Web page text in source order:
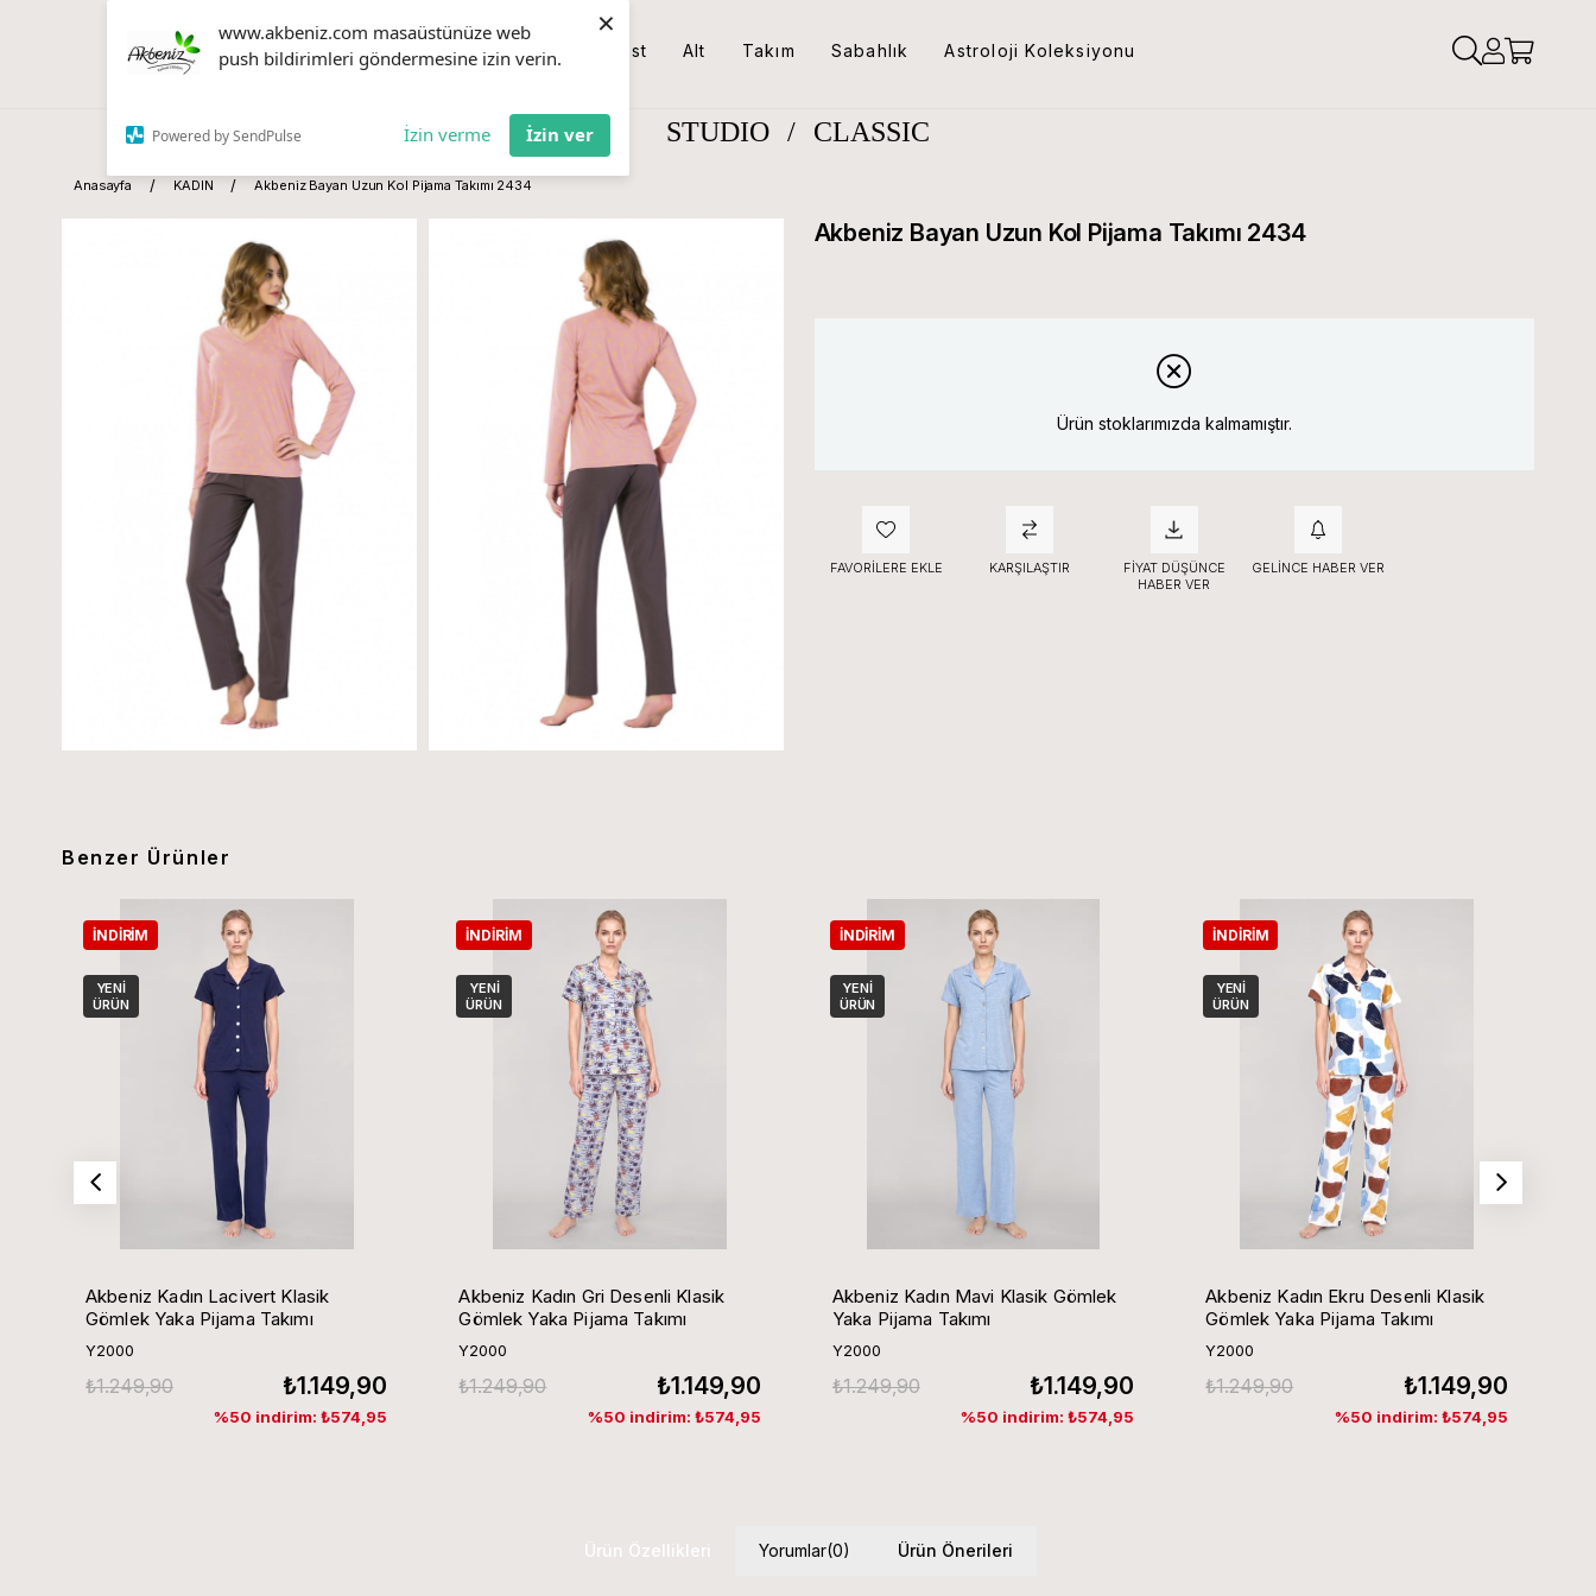
www.akbeniz.com masaüstünüze web
push bildirimleri göndermesine izin verin.
Powered by SendPulse İzin verme İzin ver
×
Üst Alt Takım Sabahlık Astroloji Koleksiyonu
STUDIO / CLASSIC
Anasayfa KADIN Akbeniz Bayan Uzun Kol Pijama Takımı 2434
Akbeniz Bayan Uzun Kol Pijama Takımı 2434
Ürün stoklarımızda kalmamıştır.
FAVORILERE EKLE KARŞILAŞTIR
FIYAT DÜŞÜNCE
HABER VER
GELINCE HABER VER
Benzer Ürünler
Akbeniz Kadın Lacivert Klasik
Gömlek Yaka Pijama Takımı
Y2000
₺1.149,90
₺1.249,90
%50 indirim: ₺574,95
İNDIRIM
YENI
ÜRÜN
Akbeniz Kadın Gri Desenli Klasik
Gömlek Yaka Pijama Takımı
Y2000
₺1.149,90
₺1.249,90
%50 indirim: ₺574,95
İNDIRIM
YENI
ÜRÜN
Akbeniz Kadın Mavi Klasik Gömlek
Yaka Pijama Takımı
Y2000
₺1.149,90
₺1.249,90
%50 indirim: ₺574,95
İNDIRIM
YENI
ÜRÜN
Akbeniz Kadın Ekru Desenli Klasik
Gömlek Yaka Pijama Takımı
Y2000
₺1.149,90
₺1.249,90
%50 indirim: ₺574,95
İNDIRIM
YENI
ÜRÜN
Ürün Özellikleri Yorumlar(0) Ürün Önerileri